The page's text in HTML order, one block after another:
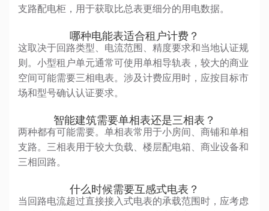
支路配电柜，用于获取比总表更细分的用电数据。
哪种电能表适合租户计费？
这取决于回路类型、电流范围、精度要求和当地认证规
则。小型租户单元通常可使用单相导轨表，较大的商业
空间可能需要三相电表。涉及计费应用时，应按目标市
场和型号确认认证要求。
智能建筑需要单相表还是三相表？
两种都有可能需要。单相表常用于小房间、商铺和单相
支路。三相表用于较大负载、楼层配电箱、商业设备和
三相回路。
什么时候需要互感式电表？
当回路电流超过直接接入式电表的承载范围时，应考虑